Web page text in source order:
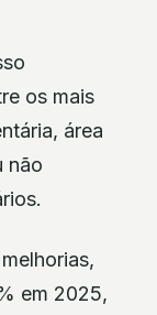
os mais
área
não
em 2025,